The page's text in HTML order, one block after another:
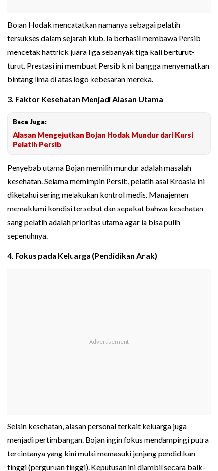
Bojan Hodak mencatatkan namanya sebagai pelatih
tersukses dalam sejarah klub. Ia berhasil membawa Persib
mencetak hattrick juara liga sebanyak tiga kali berturut-
turut. Prestasi ini membuat Persib kini bangga menyematkan
bintang lima di atas logo kebesaran mereka.
3. Faktor Kesehatan Menjadi Alasan Utama
Baca Juga:
Alasan Mengejutkan Bojan Hodak Mundur dari Kursi
Pelatih Persib
Penyebab utama Bojan memilih mundur adalah masalah
kesehatan. Selama memimpin Persib, pelatih asal Kroasia ini
diketahui sering melakukan kontrol medis. Manajemen
memaklumi kondisi tersebut dan sepakat bahwa kesehatan
sang pelatih adalah prioritas utama agar ia bisa pulih
sepenuhnya.
4. Fokus pada Keluarga (Pendidikan Anak)
Selain kesehatan, alasan personal terkait keluarga juga
menjadi pertimbangan. Bojan ingin fokus mendampingi putra
tercintanya yang kini mulai memasuki jenjang pendidikan
tinggi (perguruan tinggi). Keputusan ini diambil secara baik-